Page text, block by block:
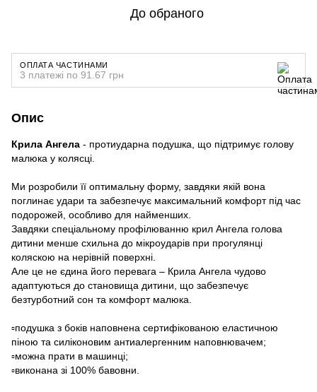
До обраного
ОПЛАТА ЧАСТИНАМИ
3 платежі по 91.67 грн
Опис
Крила Ангела - протиударна подушка, що підтримує голову
малюка у колясці.
Ми розробили її оптимальну форму, завдяки якій вона
поглинає удари та забезпечує максимальний комфорт під час
подорожей, особливо для найменших.
Завдяки спеціальному профілюванню крил Ангела голова
дитини менше схильна до мікроударів при прогулянці
коляскою на нерівній поверхні.
Але це не єдина його перевага – Крила Ангела чудово
адаптуються до становища дитини, що забезпечує
безтурботний сон та комфорт малюка.
▫️подушка з боків наповнена сертифікованою еластичною
піною та силіконовим антиалергенним наповнювачем;
▫️можна прати в машинці;
▫️виконана зі 100% бавовни.